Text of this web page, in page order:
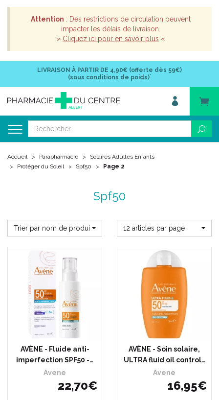
Attention : Des restrictions de circulation peuvent
impacter les délais de livraison.
» Cliquez ici pour en savoir plus «
LIVRAISON À PARTIR DE 4,90€ (offerte dès 59€)
(sous conditions de poids)*
Accueil Parapharmacie
Solaires Adultes Enfants
Protéger du Soleil
Spf50 Page 2
Spf50
Trier par nom de produit 12 articles par page
AVÈNE - Fluide anti-
imperfection SPF50 -…
Avene
22,70€
AVÈNE - Soin solaire,
ULTRA fluid oil control…
Avene
16,95€